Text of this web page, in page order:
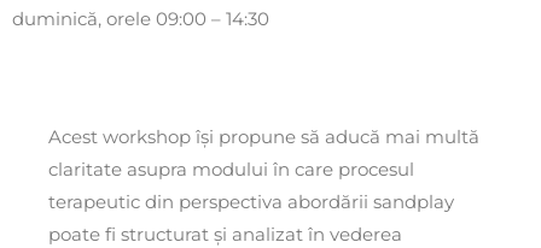
duminică, orele 09:00 – 14:30
Acest workshop își propune să aducă mai multă
claritate asupra modului în care procesul
terapeutic din perspectiva abordării sandplay
poate fi structurat și analizat în vederea